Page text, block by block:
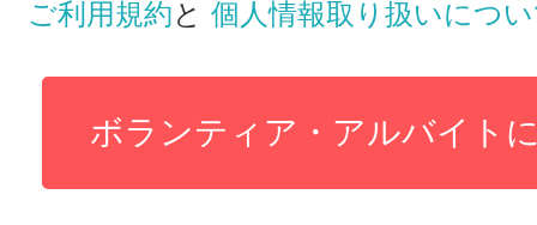
ご利用規約と 個人情報取り扱いにつ